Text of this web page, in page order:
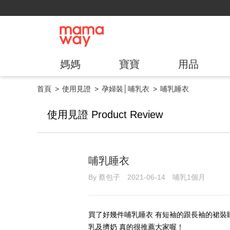
媽媽 寶寶 用品
首頁 使用見證 孕婦裝│哺乳衣 哺乳睡衣
使用見證 Product Review
哺乳睡衣
By 蔡包子 2021-06-14 哺乳1個月
買了好幾件哺乳睡衣 有短袖的跟長袖的裙
乳及擠奶 真的很推薦大家喔！